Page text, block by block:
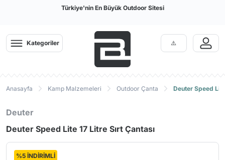
Türkiye'nin En Büyük Outdoor Sitesi
Kategoriler
Anasayfa Kamp Malzemeleri Outdoor Çanta Deuter Speed
Deuter
Deuter Speed Lite 17 Litre Sırt Çantası
%5 İNDİRİMLİ